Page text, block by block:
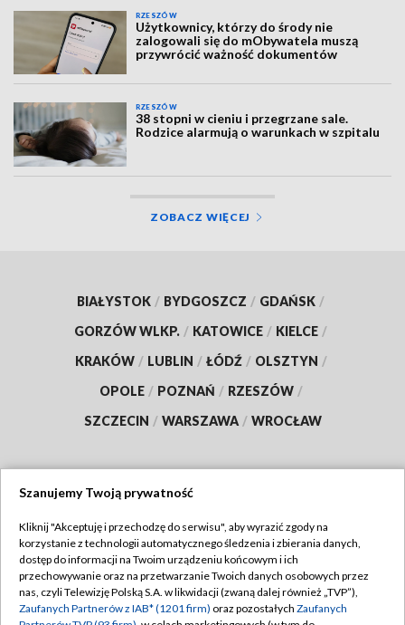
RZESZÓW
Użytkownicy, którzy do środy nie
zalogowali się do mObywatela muszą
przywrócić ważność dokumentów
RZESZÓW
38 stopni w cieniu i przegrzane sale.
Rodzice alarmują o warunkach w szpitalu
ZOBACZ WIĘCEJ
BIAŁYSTOK / BYDGOSZCZ / GDAŃSK /
GORZÓW WLKP. / KATOWICE / KIELCE /
KRAKÓW / LUBLIN / ŁÓDŹ / OLSZTYN /
OPOLE / POZNAŃ / RZESZÓW /
SZCZECIN / WARSZAWA / WROCŁAW
TVP
Abonament TVP
Emisja w TVP
Regulamin TVP
Polityka prywatności
Szanujemy Twoją prywatność
Kliknij "Akceptuję i przechodzę do serwisu", aby wyrazić zgody na
korzystanie z technologii automatycznego śledzenia i zbierania danych,
dostęp do informacji na Twoim urządzeniu końcowym i ich
przechowywanie oraz na przetwarzanie Twoich danych osobowych przez
nas, czyli Telewizję Polską S.A. w likwidacji (zwaną dalej również „TVP”),
Zaufanych Partnerów z IAB* (1201 firm) oraz pozostałych Zaufanych